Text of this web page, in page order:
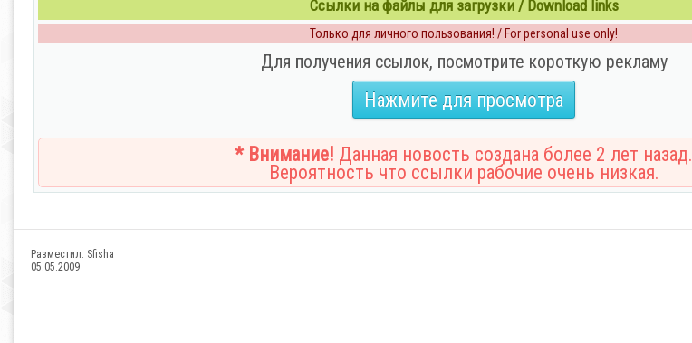
Ссылки на файлы для загрузки / Download links
Только для личного пользования! / For personal use only!
Для получения ссылок, посмотрите короткую рекламу
Нажмите для просмотра
* Внимание! Данная новость создана более 2 лет назад.
Вероятность что ссылки рабочие очень низкая.
Разместил: Sfisha
05.05.2009